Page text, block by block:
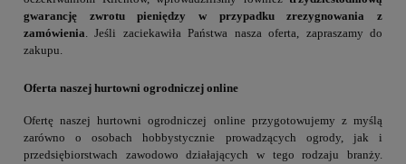
gwarancję zwrotu pieniędzy w przypadku zrezygnowania z
zamówienia . Jeśli zaciekawiła Państwa nasza oferta, zapraszamy do
zakupu.
Oferta naszej hurtowni ogrodniczej online
Ofertę naszej hurtowni ogrodniczej online przygotowujemy z myślą
zarówno o osobach hobbystycznie prowadzących ogrody, jak i
przedsiębiorstwach zawodowo działających w tego rodzaju branży.